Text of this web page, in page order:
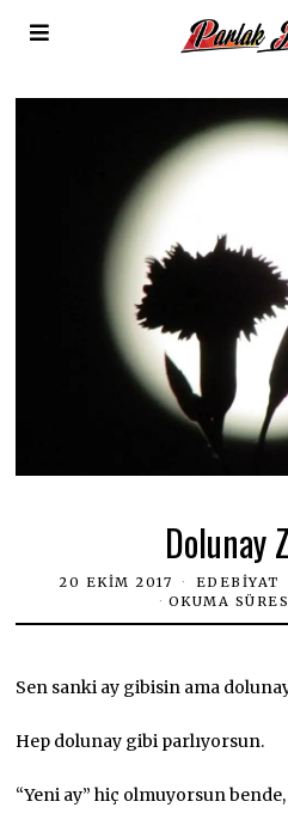
Dolunay
20 EKIM 2017 EDEBIYAT
OKUMA
Sen sanki ay gibisin ama
Hep dolunay gibi parlıyorsun.
“Yeni ay” hiç olmuyorsun